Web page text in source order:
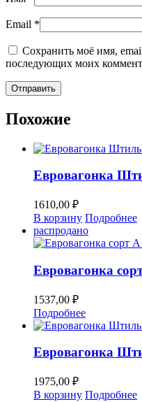
Email *
Сохранить моё имя,
последующих моих
Похожие
Евровагонка
1610,00 ₽
В корзину Подробнее
распродано
Евровагонка
1537,00 ₽
Подробнее
Евровагонка
1975,00 ₽
В корзину Подробнее